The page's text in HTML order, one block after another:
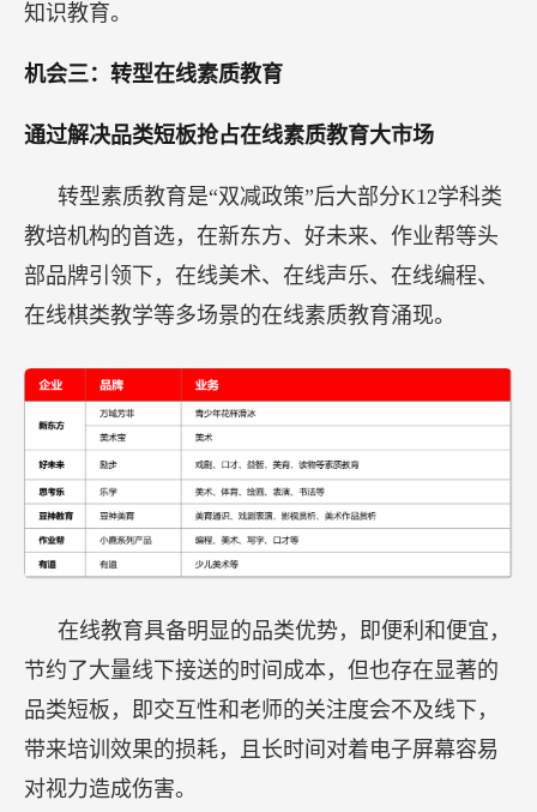
知识教育。
机会三：转型在线素质教育
通过解决品类短板抢占在线素质教育大市场
转型素质教育是“双减政策”后大部分K12学科类
教培机构的首选，在新东方、好未来、作业帮等头
部品牌引领下，在线美术、在线声乐、在线编程、
在线棋类教学等多场景的在线素质教育涌现。
在线教育具备明显的品类优势，即便利和便宜，
节约了大量线下接送的时间成本，但也存在显著的
品类短板，即交互性和老师的关注度会不及线下，
带来培训效果的损耗，且长时间对着电子屏幕容易
对视力造成伤害。